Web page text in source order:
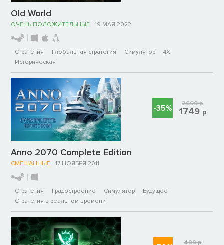
Old World
ОЧЕНЬ ПОЛОЖИТЕЛЬНЫЕ 19 МАЯ 2022
Стратегия Глобальная стратегия Симулятор
4X
Историческая
Anno 2070 Complete Edition
СМЕШАННЫЕ 17 НОЯБРЯ 2011
Стратегия Градостроение Симулятор
Будущее
Стратегия в реальном времени
-35% 2699р
1749 р
499р